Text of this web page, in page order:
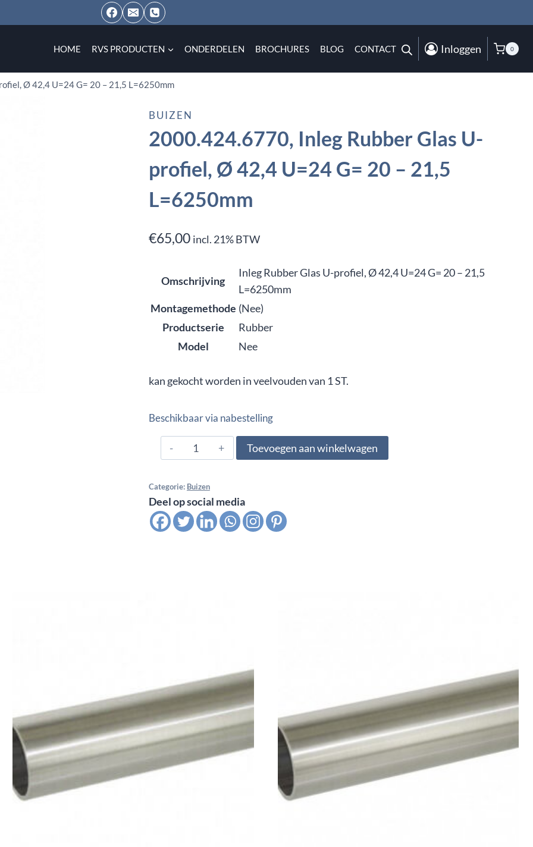
HOME RVS PRODUCTEN ONDERDELEN BROCHURES BLOG CONTACT Inloggen 0
Ø 42,4 U=24 G= 20 – 21,5 L=6250mm
BUIZEN
2000.424.6770, Inleg Rubber Glas U-
profiel, Ø 42,4 U=24 G= 20 – 21,5
L=6250mm
€65,00 incl. 21% BTW
Omschrijving
Inleg Rubber Glas U-profiel, Ø 42,4 U=24 G= 20 – 21,5
L=6250mm
Montagemethode (Nee)
Productserie
Rubber
Model
Nee
kan gekocht worden in veelvouden van 1 ST.
Beschikbaar via nabestelling
2000.424.6770,
Inleg
Glas
U-
profiel,
aantal
Toevoegen aan winkelwagen
Categorie: Buizen
Deel op social media